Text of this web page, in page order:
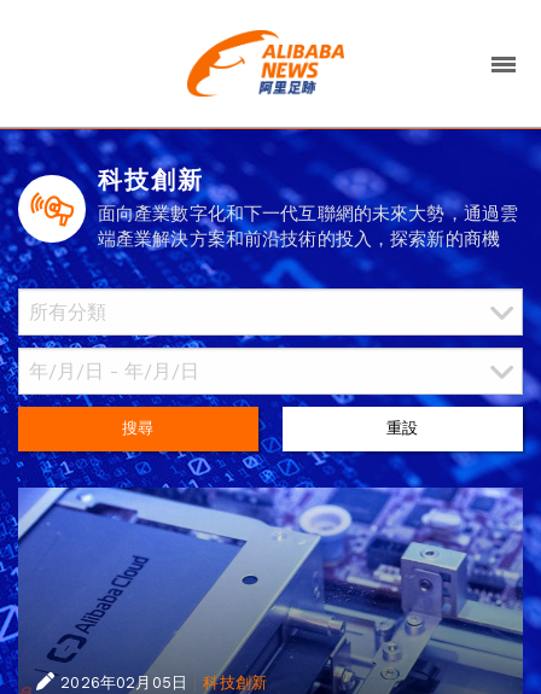
科技創新
面向產業數字化和下一代互聯網的未來大勢，通過雲
端產業解決方案和前沿技術的投入，探索新的商機
搜尋 重設
2026年02月05日 |科技創新